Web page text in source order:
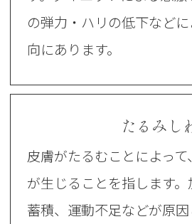
の弾力・ハリの低下など
向にあります。
たるみし
皮膚がたるむことによっ
が生じることを指します
蓄積、運動不足などが原